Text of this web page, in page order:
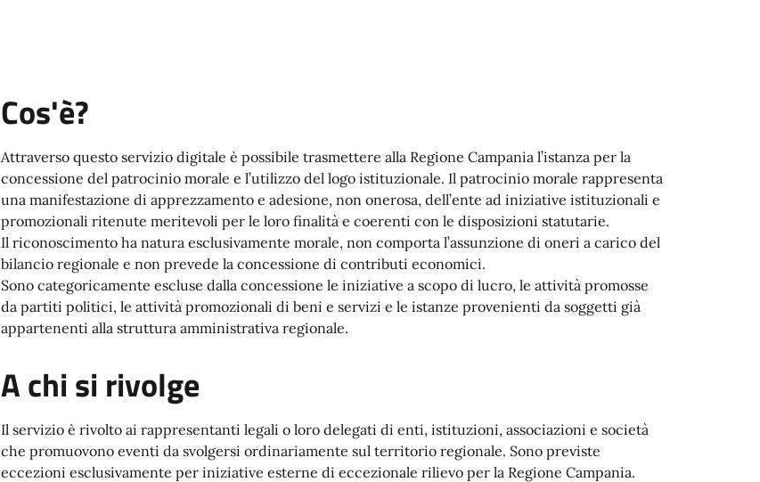
Cos'è?
Attraverso questo servizio digitale è possibile trasmettere alla Regione Campania l’istanza per la
concessione del patrocinio morale e l’utilizzo del logo istituzionale. Il patrocinio morale rappresenta
una manifestazione di apprezzamento e adesione, non onerosa, dell’ente ad iniziative istituzionali e
promozionali ritenute meritevoli per le loro finalità e coerenti con le disposizioni statutarie.
Il riconoscimento ha natura esclusivamente morale, non comporta l’assunzione di oneri a carico del
bilancio regionale e non prevede la concessione di contributi economici.
Sono categoricamente escluse dalla concessione le iniziative a scopo di lucro, le attività promosse
da partiti politici, le attività promozionali di beni e servizi e le istanze provenienti da soggetti già
appartenenti alla struttura amministrativa regionale.
A chi si rivolge
Il servizio è rivolto ai rappresentanti legali o loro delegati di enti, istituzioni, associazioni e società
che promuovono eventi da svolgersi ordinariamente sul territorio regionale. Sono previste
eccezioni esclusivamente per iniziative esterne di eccezionale rilievo per la Regione Campania.